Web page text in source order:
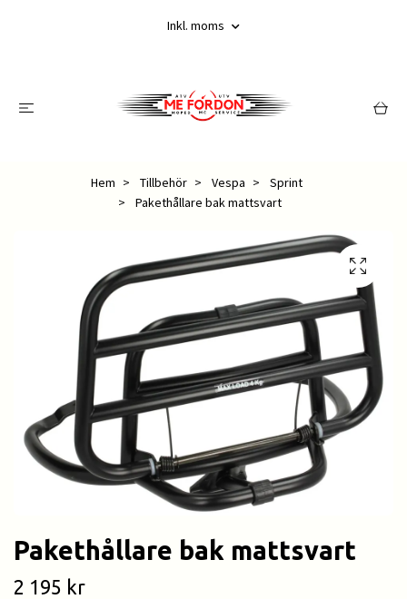
Inkl. moms
Hem Tillbehör Vespa
Sprint
Pakethållare bak mattsvart
Pakethållare bak mattsvart
2 195 kr